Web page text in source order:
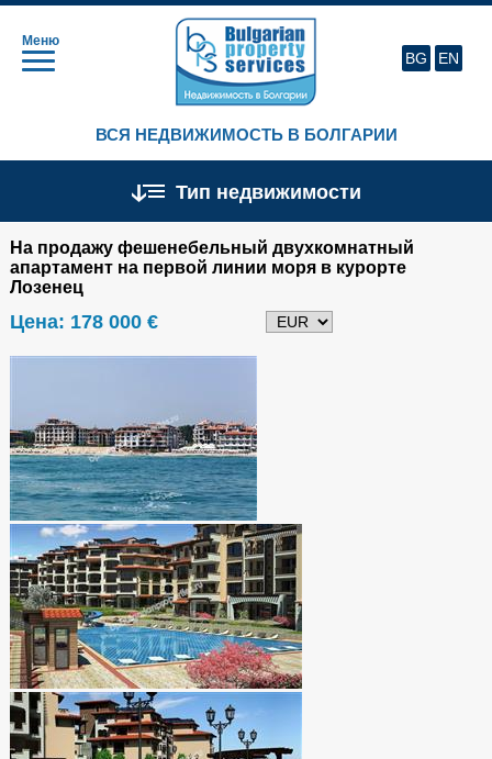
Меню
ВСЯ НЕДВИЖИМОСТЬ В БОЛГАРИИ
BG EN
Тип недвижимости
На продажу фешенебельный двухкомнатный
апартамент на первой линии моря в курорте
Лозенец
Цена: 178 000 €